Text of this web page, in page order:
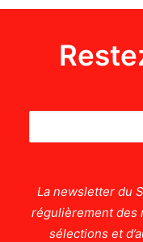
La newsletter du
régulièrement des
sélections et